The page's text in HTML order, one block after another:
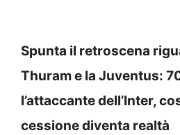
Spunta il retroscena
Thuram e la Juventus:
l’attaccante dell’Inter,
cessione diventa realtà